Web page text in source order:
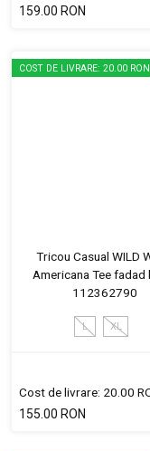
159.00 RON
COST DE LIVRARE: 20.00 RON
Tricou Casual WILD
Americana Tee fadad
112362790
L XL
Cost de livrare: 20.00
155.00 RON